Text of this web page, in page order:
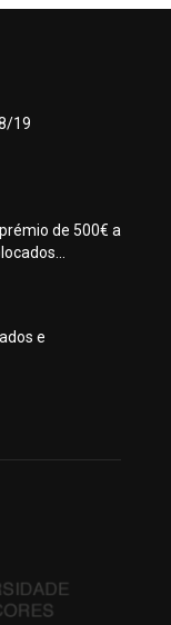
19
de 500€ a
e